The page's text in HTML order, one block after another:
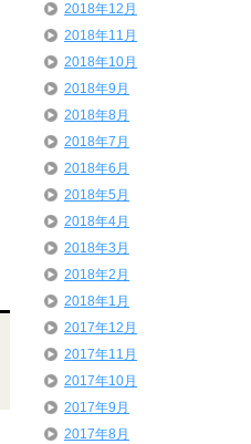
2018年12月
2018年11月
2018年10月
2018年9月
2018年8月
2018年7月
2018年6月
2018年5月
2018年4月
2018年3月
2018年2月
2018年1月
2017年12月
2017年11月
2017年10月
2017年9月
2017年8月